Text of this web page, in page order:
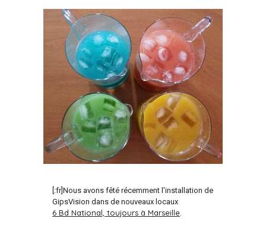
[:fr]Nous avons fêté récemment l'installation de
GipsVision dans de nouveaux locaux
6 Bd National, toujours à Marseille